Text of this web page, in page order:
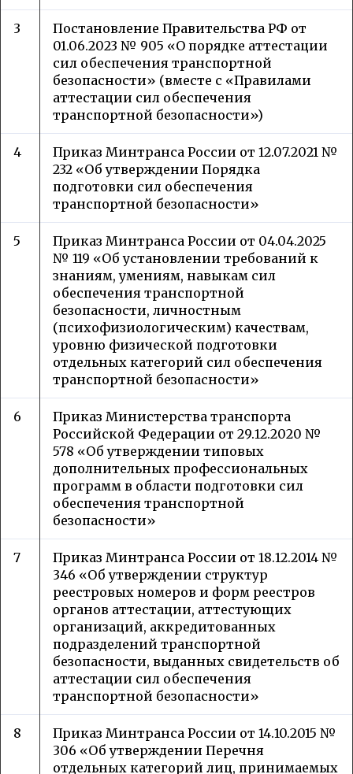
3
Постановление Правительства РФ от
01.06.2023 № 905 «О порядке аттестации
сил обеспечения транспортной
безопасности» (вместе с «Правилами
аттестации сил обеспечения
транспортной безопасности»)
4
Приказ Минтранса России от 12.07.2021 №
232 «Об утверждении Порядка
подготовки сил обеспечения
транспортной безопасности»
5
Приказ Минтранса России от 04.04.2025
№ 119 «Об установлении требований к
знаниям, умениям, навыкам сил
обеспечения транспортной
безопасности, личностным
(психофизиологическим) качествам,
уровню физической подготовки
отдельных категорий сил обеспечения
транспортной безопасности»
6
Приказ Министерства транспорта
Российской Федерации от 29.12.2020 №
578 «Об утверждении типовых
дополнительных профессиональных
программ в области подготовки сил
обеспечения транспортной
безопасности»
7
Приказ Минтранса России от 18.12.2014 №
346 «Об утверждении структур
реестровых номеров и форм реестров
органов аттестации, аттестующих
организаций, аккредитованных
подразделений транспортной
безопасности, выданных свидетельств об
аттестации сил обеспечения
транспортной безопасности»
8
Приказ Минтранса России от 14.10.2015 №
306 «Об утверждении Перечня
отдельных категорий лиц, принимаемых